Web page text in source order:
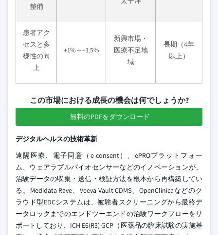
整備
患者アク
セスと多
様性の向
上
+1%～+1.5%
新興市場・
医療不足地
域
長期（4年
以上）
この市場における成長の機会は何でしょうか?
無料のPDFをダウンロード
デジタルヘルスの技術革新
遠隔医療、電子同意（e-consent）、ePROプラットフォー
ム、ウェアラブルバイオセンサーなどのイノベーションが、
治験データの収集・送信・検証方法を根本から再構築してい
る。Medidata Rave、Veeva Vault CDMS、OpenClinicaなどのク
ラウド型EDCシステムは、被験者スクリーニングから最終デ
ータロックまでのエンドツーエンドの治験ワークフローをサ
ポートしており、ICH E6(R3) GCP（医薬品の臨床試験の実施基